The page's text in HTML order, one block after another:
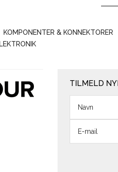
KOMPONENTER & KONNEKTORER
TILMELD